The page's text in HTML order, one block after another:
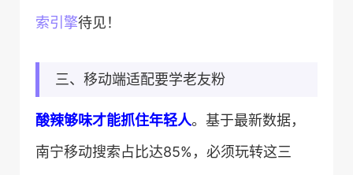
索引擎待见！
三、移动端适配要学老友粉
​酸辣够味才能抓住年轻人​​。基于最新数据，
南宁移动搜索占比达85%，必须玩转这三